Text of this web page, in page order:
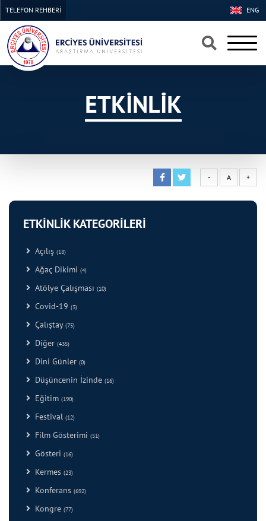
×
×
ENG
TELEFON REHBERİ
ETKİNLİK
- A +
ETKİNLİK KATEGORİLERİ
Açılış (18)
Ağaç Dikimi (4)
Atölye Çalışması (10)
Covid-19 (3)
Çalıştay (75)
Diğer (435)
Dini Günler (0)
Düşüncenin İzinde (16)
Eğitim (190)
Festival (12)
Film Gösterimi (51)
Gösteri (16)
Kermes (23)
Konferans (692)
Kongre (77)